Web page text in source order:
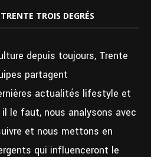
TROIS DEGRÉS
depuis toujours, Trente
partagent
actualités lifestyle et
le faut, nous analysons avec
et nous mettons en
qui influenceront le